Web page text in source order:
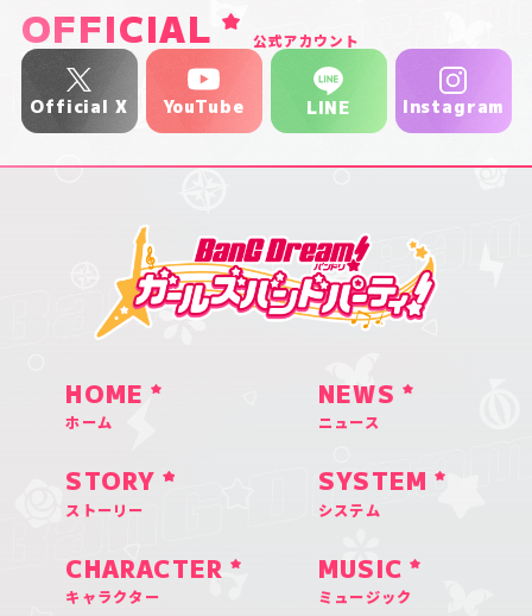
OFFICIAL 公式アカウント
Official X YouTube LINE Instagram
HOME
ホーム
NEWS
ニュース
STORY
ストーリー
SYSTEM
システム
CHARACTER
キャラクター
MUSIC
ミュージック